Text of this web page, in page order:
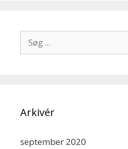
Arkivér
september 2020